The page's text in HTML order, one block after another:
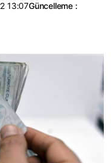
13:07Güncelleme :